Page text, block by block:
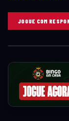
JOGUE COM